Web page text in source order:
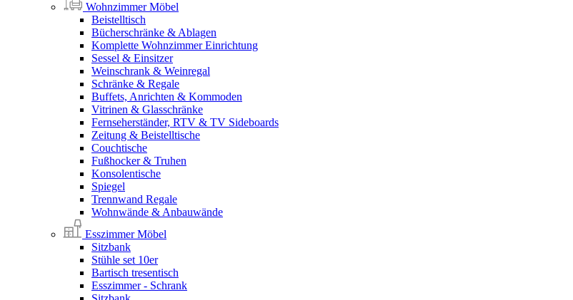
Wohnzimmer Möbel
Beistelltisch
Bücherschränke & Ablagen
Komplette Wohnzimmer Einrichtung
Sessel & Einsitzer
Weinschrank & Weinregal
Schränke & Regale
Buffets, Anrichten & Kommoden
Vitrinen & Glasschränke
Fernseherständer, RTV & TV Sideboards
Zeitung & Beistelltische
Couchtische
Fußhocker & Truhen
Konsolentische
Spiegel
Trennwand Regale
Wohnwände & Anbauwände
Esszimmer Möbel
Sitzbank
Stühle set 10er
Bartisch tresentisch
Esszimmer - Schrank